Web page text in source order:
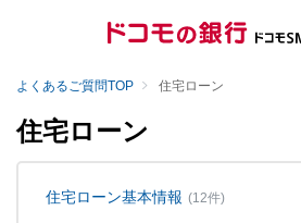
よくあるご質問TOP 住宅ローン
住宅ローン
住宅ローン基本情報 (12件)